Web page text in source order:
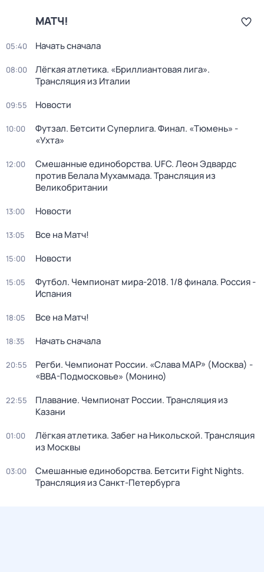
МАТЧ!
05:40 Начать сначала
08:00
Лёгкая атлетика. «Бриллиантовая лига».
Трансляция из Италии
09:55 Новости
10:00
Футзал. Бетсити Суперлига. Финал. «Тюмень» -
«Ухта»
12:00
Смешанные единоборства. UFC. Леон Эдвардс
против Белала Мухаммада. Трансляция из
Великобритании
13:00 Новости
13:05 Все на Матч!
15:00 Новости
15:05
Футбол. Чемпионат мира-2018. 1/8 финала. Россия -
Испания
18:05 Все на Матч!
18:35 Начать сначала
20:55
Регби. Чемпионат России. «Слава МАР» (Москва) -
«ВВА-Подмосковье» (Монино)
22:55
Плавание. Чемпионат России. Трансляция из
Казани
01:00
Лёгкая атлетика. Забег на Никольской. Трансляция
из Москвы
03:00
Смешанные единоборства. Бетсити Fight Nights.
Трансляция из Санкт-Петербурга